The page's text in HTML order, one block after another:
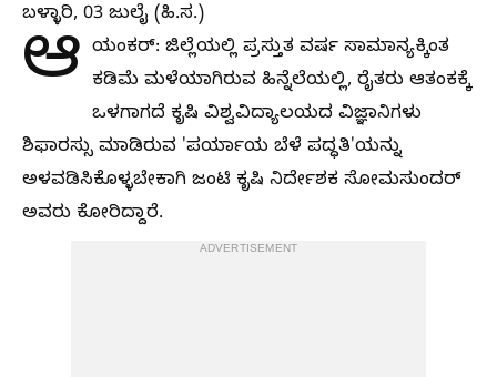
ಬಳ್ಳಾರಿ, 03 ಜುಲೈ (ಹಿ.ಸ.)
ಆ ಯಂಕರ್: ಜಿಲ್ಲೆಯಲ್ಲಿ ಪ್ರಸ್ತುತ ವರ್ಷ ಸಾಮಾನ್ಯಕ್ಕಿಂತ
ಕಡಿಮೆ ಮಳೆಯಾಗಿರುವ ಹಿನ್ನೆಲೆಯಲ್ಲಿ, ರೈತರು ಆತಂಕಕ್ಕೆ
ಒಳಗಾಗದೆ ಕೃಷಿ ವಿಶ್ವವಿದ್ಯಾಲಯದ ವಿಜ್ಞಾನಿಗಳು
ಶಿಫಾರಸ್ಸು ಮಾಡಿರುವ 'ಪರ್ಯಾಯ ಬೆಳೆ ಪದ್ಧತಿ'ಯನ್ನು
ಅಳವಡಿಸಿಕೊಳ್ಳಬೇಕಾಗಿ ಜಂಟಿ ಕೃಷಿ ನಿರ್ದೇಶಕ ಸೋಮಸುಂದರ್
ಅವರು ಕೋರಿದ್ದಾರೆ.
ADVERTISEMENT